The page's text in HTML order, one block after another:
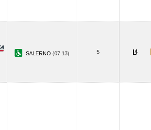
SALERNO (07.13) 5